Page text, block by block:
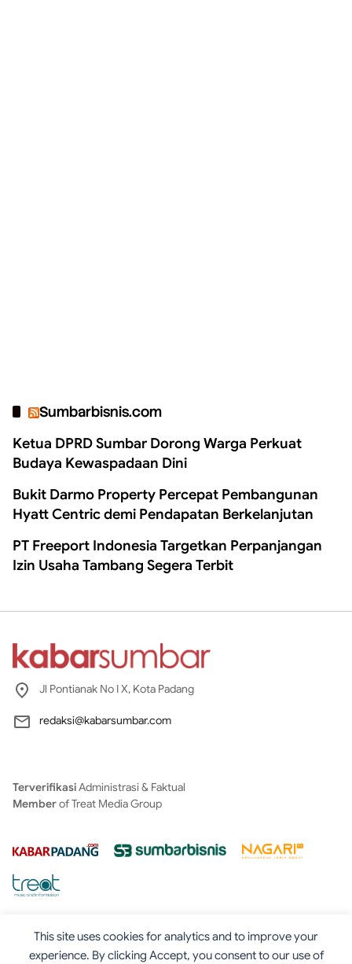
This site uses cookies for analytics and to improve your
experience. By clicking Accept, you consent to our use of
Sumbarbisnis.com
Ketua DPRD Sumbar Dorong Warga Perkuat
Budaya Kewaspadaan Dini
Bukit Darmo Property Percepat Pembangunan
Hyatt Centric demi Pendapatan Berkelanjutan
PT Freeport Indonesia Targetkan Perpanjangan
Izin Usaha Tambang Segera Terbit
Jl Pontianak No I X, Kota Padang
redaksi@kabarsumbar.com
TerverifikasiAdministrasi & Faktual
Memberof Treat Media Group